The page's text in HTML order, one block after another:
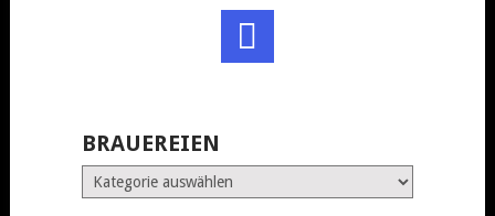
BRAUEREIEN
Brauereien